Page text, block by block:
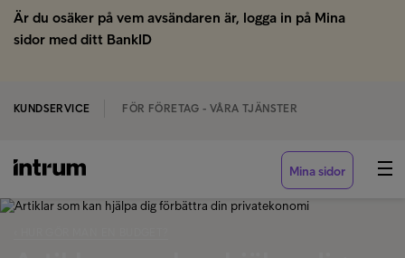
Är du osäker på vem avsändaren är, logga in på Mina
sidor med ditt BankID
KUNDSERVICE FÖR FÖRETAG - VÅRA TJÄNSTER
Mina sidor